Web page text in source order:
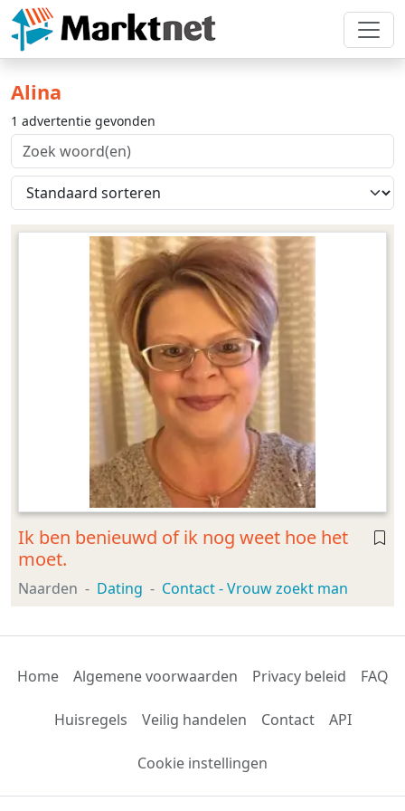
Alina
1 advertentie gevonden
Ik ben benieuwd of ik nog weet hoe het
moet.
Naarden Dating Contact - Vrouw zoekt man
Home Algemene voorwaarden Privacy beleid FAQ
Huisregels Veilig handelen Contact API
Cookie instellingen